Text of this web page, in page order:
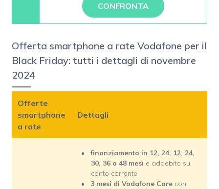
CONFRONTA
Offerta smartphone a rate Vodafone per il
Black Friday: tutti i dettagli di novembre
2024
Offerte
smartphone
a rate
Dettagli
finanziamento in 12, 24, 12, 24,
30, 36 o 48 mesi e addebito su
conto corrente
3 mesi di Vodafone Care con